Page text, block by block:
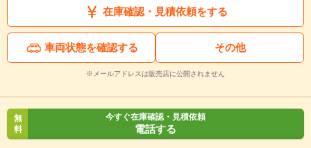
在庫確認・見積依頼をする
車両状態を確認する その他
※メールアドレスは販売店に公開されません
無
料
今すぐ在庫確認・見積依頼
電話する
入力途中の情報を保存しますか？